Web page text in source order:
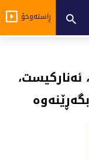
ڕاستەوخۆ